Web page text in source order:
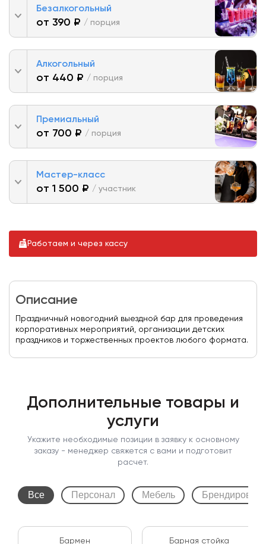
Безалкогольный
от 390 ₽ / порция
Алкогольный
от 440 ₽ / порция
Премиальный
от 700 ₽ / порция
Мастер-класс
от 1 500 ₽ / участник
Работаем и через кассу
Описание
Праздничный новогодний выездной бар для проведения
корпоративных мероприятий, организации детских
праздников и торжественных проектов любого формата.
Дополнительные товары и
услуги
Укажите необходимые позиции в заявку к основному
заказу - менеджер свяжется с вами и подготовит
расчет.
Все Персонал Мебель
Бармен Барная стойка